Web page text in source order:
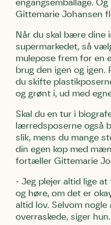
engangsemballage.
Gittemarie Johansen
Når du skal bære dine
supermarkedet, så
mulepose frem for en
brug den igen og igen.
du skifte
og grønt i, ud med
Skal du en tur i
lærredsposerne også
slik, mens du mange
din egen kop med
fortæller Gittemarie
- Jeg plejer altid lige
og høre, om det er
altid lov. Selvom
overraskede, siger hun.